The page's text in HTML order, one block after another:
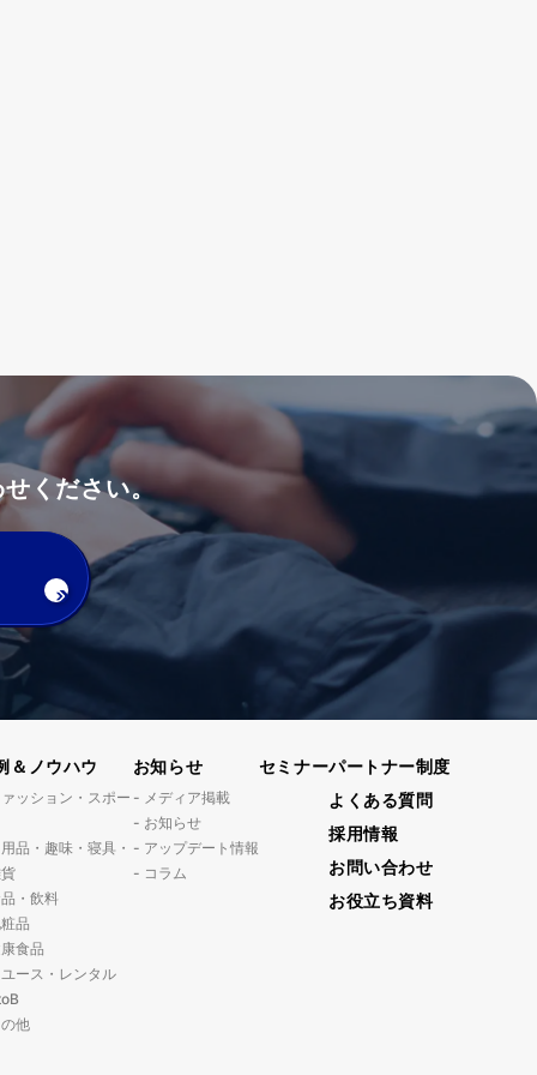
ください。
＆ノウハウ
ッション・スポー
品・趣味・寝具・
・飲料
品
食品
ース・レンタル
他
お知らせ
メディア掲載
お知らせ
アップデート情報
コラム
セミナーパートナー制度
よくある質問
採用情報
お問い合わせ
お役立ち資料